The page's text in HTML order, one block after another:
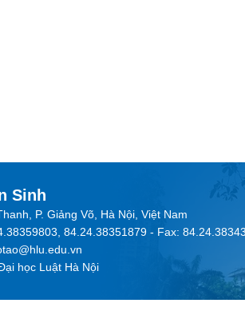
Sinh
P. Giảng Võ, Hà Nội, Việt Nam
84.24.38351879 - Fax:
học Luật Hà Nội